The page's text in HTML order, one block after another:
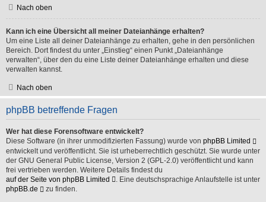
Nach oben
Kann ich eine Übersicht all meiner Dateianhänge erhalten?
Um eine Liste all deiner Dateianhänge zu erhalten, gehe in den persönlichen
Bereich. Dort findest du unter „Einstieg“ einen Punkt „Dateianhänge
verwalten“, über den du eine Liste deiner Dateianhänge erhalten und diese
verwalten kannst.
Nach oben
phpBB betreffende Fragen
Wer hat diese Forensoftware entwickelt?
Diese Software (in ihrer unmodifizierten Fassung) wurde von phpBB Limited
entwickelt und veröffentlicht. Sie ist urheberrechtlich geschützt. Sie wurde unter
der GNU General Public License, Version 2 (GPL-2.0) veröffentlicht und kann
frei vertrieben werden. Weitere Details findest du
auf der Seite von phpBB Limited
. Eine deutschsprachige Anlaufstelle ist unter
phpBB.de
zu finden.